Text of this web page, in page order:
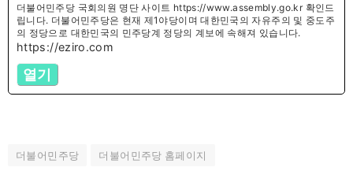
더불어민주당 국회의원 명단 사이트 https://www.assembly.go.kr 확인드
립니다. 더불어민주당은 현재 제1야당이며 대한민국의 자유주의 및 중도주
의 정당으로 대한민국의 민주당계 정당의 계보에 속해져 있습니다.
https://eziro.com
열기
더불어민주당 더불어민주당 홈페이지